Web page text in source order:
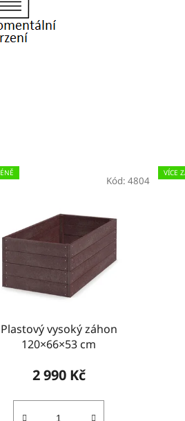
Plastový vysoký záhon
120×66×53 cm
2 990 Kč
Kód: 4804
VÍCE